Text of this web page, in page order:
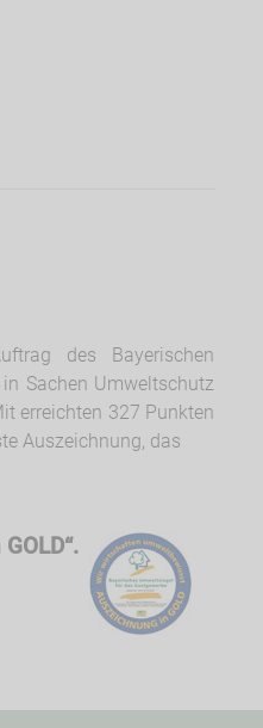
des Bayerischen
Sachen Umweltschutz
erreichten 327 Punkten
Auszeichnung, das